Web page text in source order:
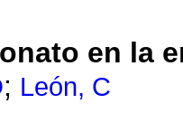
en la
; León, C